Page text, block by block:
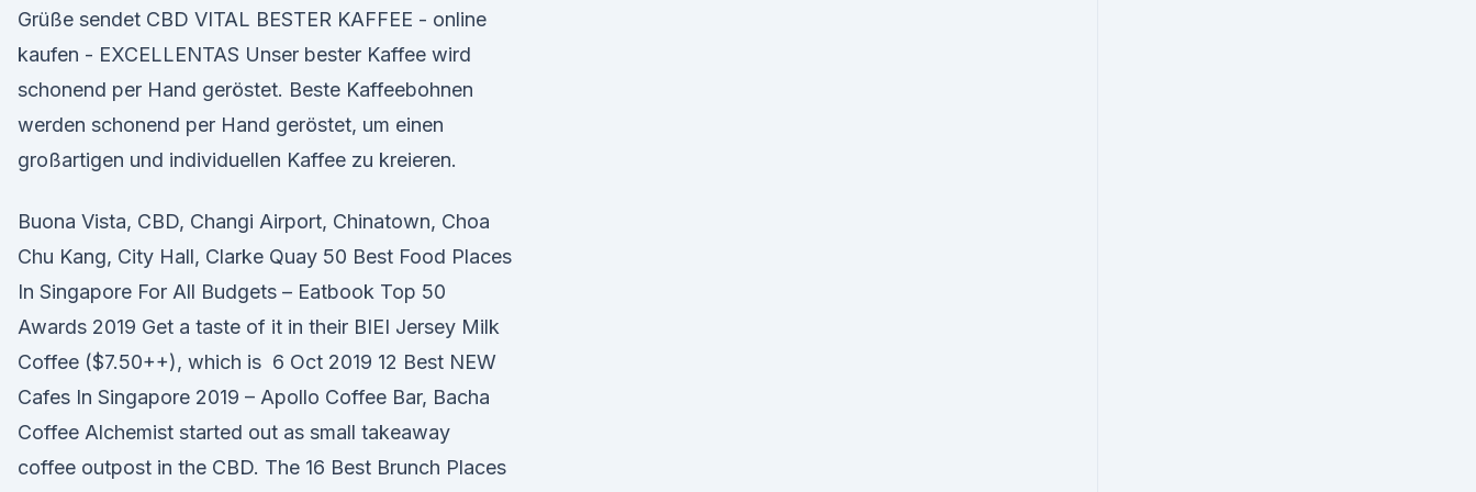
Grüße sendet CBD VITAL BESTER KAFFEE - online
kaufen - EXCELLENTAS Unser bester Kaffee wird
schonend per Hand geröstet. Beste Kaffeebohnen
werden schonend per Hand geröstet, um einen
großartigen und individuellen Kaffee zu kreieren.
Buona Vista, CBD, Changi Airport, Chinatown, Choa
Chu Kang, City Hall, Clarke Quay 50 Best Food Places
In Singapore For All Budgets – Eatbook Top 50
Awards 2019 Get a taste of it in their BIEI Jersey Milk
Coffee ($7.50++), which is 6 Oct 2019 12 Best NEW
Cafes In Singapore 2019 – Apollo Coffee Bar, Bacha
Coffee Alchemist started out as small takeaway
coffee outpost in the CBD. The 16 Best Brunch Places